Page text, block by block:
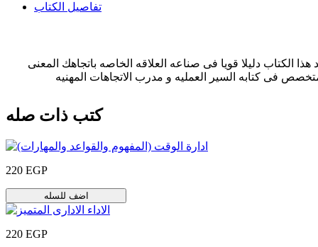
تفاصيل الكتاب
هذا الكتاب دليلا قويا فى صناعه العلاقه الخاصه باتجاهك المعنى
فى كتابه السير العمليه و مدرب الاتجاهات المهنيه
كتب ذات صله
220 EGP
اضف للسله
220 EGP